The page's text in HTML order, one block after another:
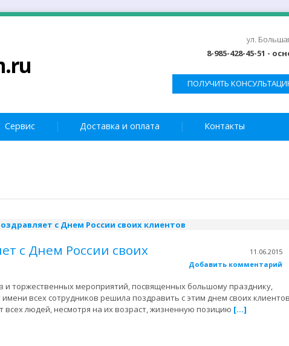
ул.
8-985-428-45-51 -
ПОЛУЧИТЬ
Сервис Доставка и оплата Контакты
11.06.2015
Добавить комментарий
с Днем России своих
торжественных мероприятий, посвященных большому празднику,
всех сотрудников решила поздравить с этим днем своих клиентов
людей, несмотря на их возраст, жизненную позицию […]